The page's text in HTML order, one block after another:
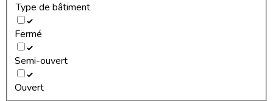
Type de bâtiment
Fermé
Semi-ouvert
Ouvert